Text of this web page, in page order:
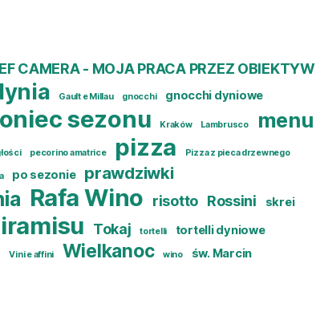
CAMERA - MOJA PRACA PRZEZ OBIEKTYW
Gault e Millau gnocchi gnocchi dyniowe
sezonu Kraków Lambrusco menu
pecorino amatrice pizza Pizza z pieca drzewnego
po sezonie prawdziwki
Rafa Wino risotto Rossini skrei
Tokaj tortelli tortelli dyniowe
Vini e affini Wielkanoc wino św. Marcin